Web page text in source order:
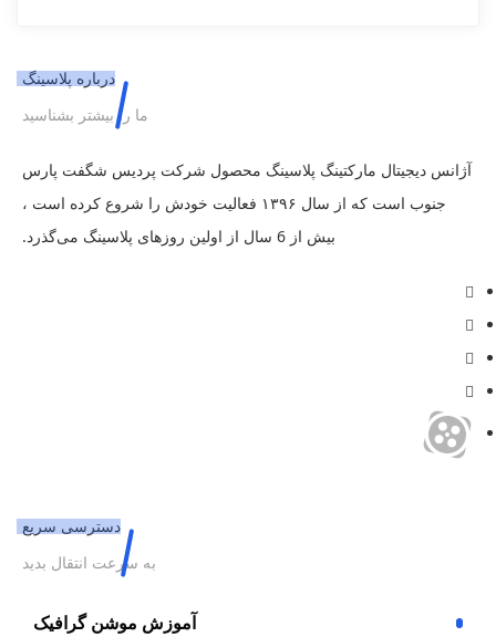
درباره پلاسینگ
ما را بیشتر بشناسید
آژانس دیجیتال مارکتینگ پلاسینگ محصول شرکت پردیس شگفت پارس
جنوب است که از سال ۱۳۹۶ فعالیت خودش را شروع کرده است ،
بیش از 6 سال از اولین روزهای پلاسینگ می‌گذرد.
دسترسی سریع
به سرعت انتقال بدید
آموزش موشن گرافیک